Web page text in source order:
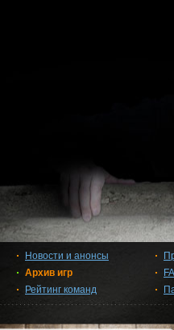
Новости и анонсы
Архив игр
Рейтинг команд